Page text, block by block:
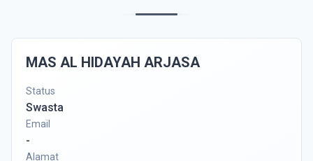
MAS AL HIDAYAH ARJASA
Status
Swasta
Email
-
Alamat